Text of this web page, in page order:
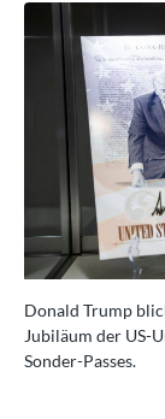
Donald Trump
Jubiläum der US-
Sonder-Passes.